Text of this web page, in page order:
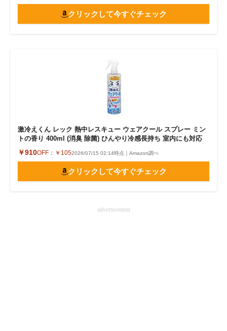
クリックして今すぐチェック
激冷えくん レック 熱中レスキュー ウェアクール スプレー ミン
トの香り 400ml (消臭 除菌) ひんやり冷感長持ち 室内にも対応
￥910OFF： ￥1052026/07/15 02:14時点｜Amazon調べ
クリックして今すぐチェック
advertisement